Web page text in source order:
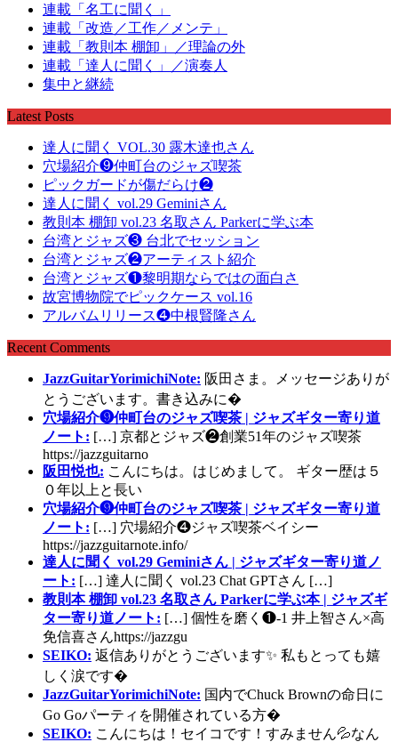
連載「名工に聞く」
連載「改造／工作／メンテ」
連載「教則本 棚卸」／理論の外
連載「達人に聞く」／演奏人
集中と継続
Latest Posts
達人に聞く VOL.30 露木達也さん
穴場紹介❾仲町台のジャズ喫茶
ピックガードが傷だらけ❷
達人に聞く vol.29 Geminiさん
教則本 棚卸 vol.23 名取さん Parkerに学ぶ本
台湾とジャズ❸ 台北でセッション
台湾とジャズ❷アーティスト紹介
台湾とジャズ❶黎明期ならではの面白さ
故宮博物院でピックケース vol.16
アルバムリリース❹中根賢隆さん
Recent Comments
JazzGuitarYorimichiNote: 阪田さま。メッセージありが
とうございます。書き込みに�
穴場紹介❾仲町台のジャズ喫茶 | ジャズギター寄り道
ノート: […] 京都とジャズ❷創業51年のジャズ喫茶
https://jazzguitarno
阪田悦也: こんにちは。はじめまして。 ギター歴は５
０年以上と長い
穴場紹介❾仲町台のジャズ喫茶 | ジャズギター寄り道
ノート: […] 穴場紹介❹ジャズ喫茶ベイシー
https://jazzguitarnote.info/
達人に聞く vol.29 Geminiさん | ジャズギター寄り道ノ
ート: […] 達人に聞く vol.23 Chat GPTさん […]
教則本 棚卸 vol.23 名取さん Parkerに学ぶ本 | ジャズギ
ター寄り道ノート: […] 個性を磨く❶-1 井上智さん×高
免信喜さんhttps://jazzgu
SEIKO: 返信ありがとうございます✨ 私もとっても嬉
しく涙です�
JazzGuitarYorimichiNote: 国内でChuck Brownの命日に
Go Goパーティを開催されている方�
SEIKO: こんにちは！セイコです！すみません💦なん